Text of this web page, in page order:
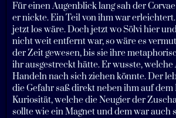
Für einen Augenblick lang sah der
er nickte. Ein Teil von ihm war
jetzt los wäre. Doch jetzt wo Sölvi hier
nicht weit entfernt war, so wäre es
der Zeit gewesen, bis sie ihre
ihr ausgestreckt hätte. Er wusste,
Handeln nach sich ziehen könnte. Der
die Gefahr saß direkt neben ihm auf dem
Kuriosität, welche die Neugier der
sollte wie ein Magnet und dem war auch